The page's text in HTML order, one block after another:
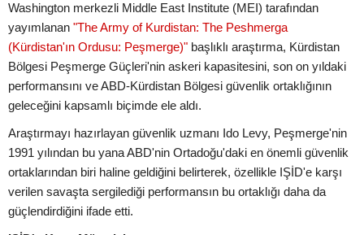
Washington merkezli Middle East Institute (MEI) tarafından
yayımlanan "The Army of Kurdistan: The Peshmerga
(Kürdistan'ın Ordusu: Peşmerge)" başlıklı araştırma, Kürdistan
Bölgesi Peşmerge Güçleri'nin askeri kapasitesini, son on yıldaki
performansını ve ABD-Kürdistan Bölgesi güvenlik ortaklığının
geleceğini kapsamlı biçimde ele aldı.
Araştırmayı hazırlayan güvenlik uzmanı Ido Levy, Peşmerge'nin
1991 yılından bu yana ABD'nin Ortadoğu'daki en önemli güvenlik
ortaklarından biri haline geldiğini belirterek, özellikle IŞİD'e karşı
verilen savaşta sergilediği performansın bu ortaklığı daha da
güçlendirdiğini ifade etti.